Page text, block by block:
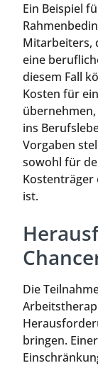
Ein Beispiel
Mitarbeiters,
eine
diesem Fall
Kosten für
ins
Vorgaben
sowohl für
ist.
Die
bringen.